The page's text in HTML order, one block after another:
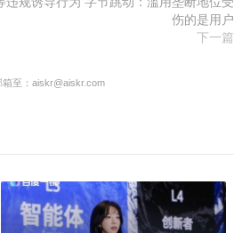
伤的是用户
下一篇
至：aiskr@aiskr.com